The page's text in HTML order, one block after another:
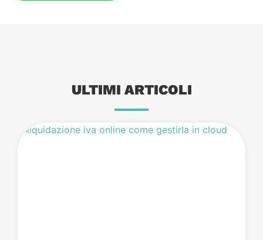
ULTIMI ARTICOLI